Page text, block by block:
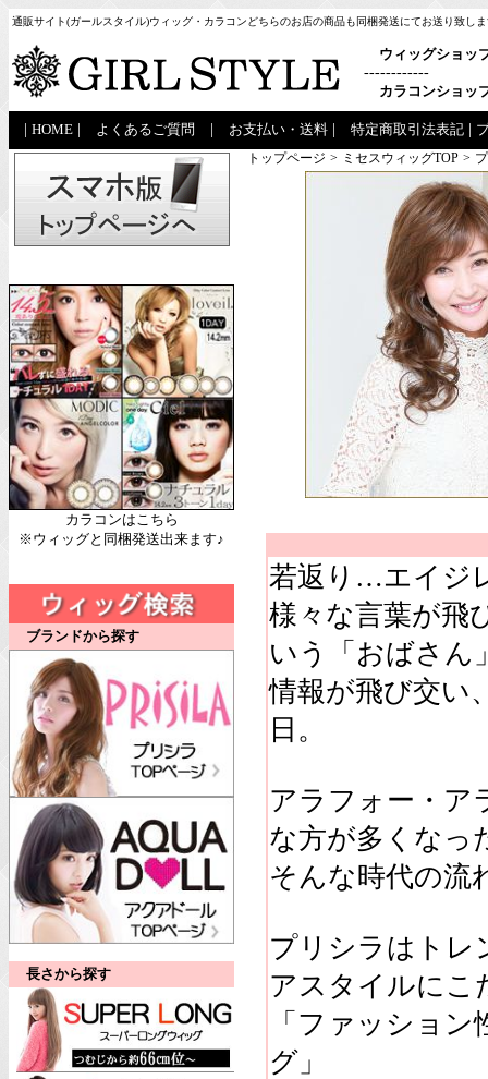
通販サイト(ガールスタイル)ウィッグ・カラコンどちらのお店の商品も同梱発送にてお送り致し
ウィッグショッ
------------
カラコンショッ
HOME よくあるご質問 お支払い・送料 特定商取引法表記
カラコンはこちら
※ウィッグと同梱発送出来ます♪
ブランドから探す
長さから探す
トップページ > ミセスウィッグTOP >
若返り…エイジ
様々な言葉が飛
いう「おばさん
情報が飛び交い
日。
アラフォー・ア
な方が多くなっ
そんな時代の流
プリシラはトレ
アスタイルにこ
「ファッショ
グ」